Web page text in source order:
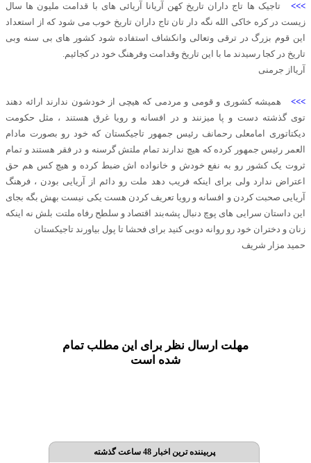
>>>تاجیک ها تاج داران تاریخ کهن آریانا آریائی های با قدامت ملیون ها سال
زیست در کره خاکی الله نگه دار تان تاج داران تاریخ خوب می شود که از استعداد
این قوم بزرگ در ترقی وتعالی وانکشاف استفاده شود کشور های بی سنه وبی
تاریخ در کجا رسیدند ما با این تاریخ وقدامت وفرهنگ خود در کجائیم.
آریااز جرمنی
>>> همیشه کشوری و قومی و مردمی که هیچی از خودشون ندارند ارائه دهند
توی گذشته دست و پا میزنند و در افسانه و رویا غرق هستند ، مثل حکومت
دیکتاتوری امامعلی رحمانف رئیس جمهور تاجیکستان که خود رو بصورت مادام
العمر رئیس جمهور کرده که هیچ ندارند تمام ملتش گرسنه و در فقر هستند و تمام
ثروت یک کشور رو به نفع خودش و خانواده اش ضبط کرده و هیچ کس هم حق
اعتراض ندارد ولی برای اینکه فریب دهد ملت رو دائم از آریایی بودن ، فرهنگ
آریایی صحبت کردن و افسانه و رویا تعریف کردن هست یکی نیست بهش بگه بجای
این داستان سرایی های پوچ دنبال پشه‌بند اقتصاد و سلطح رفاه ملتت بلش نه اینکه
زنان و دختران خود رو روانه دوبی کنید برای فحشا تا پول بیاورند تاجیکستان
حمید مزار شریف
مهلت ارسال نظر برای این مطلب تمام
شده است
پربیننده ترین اخبار 48 ساعت گذشته